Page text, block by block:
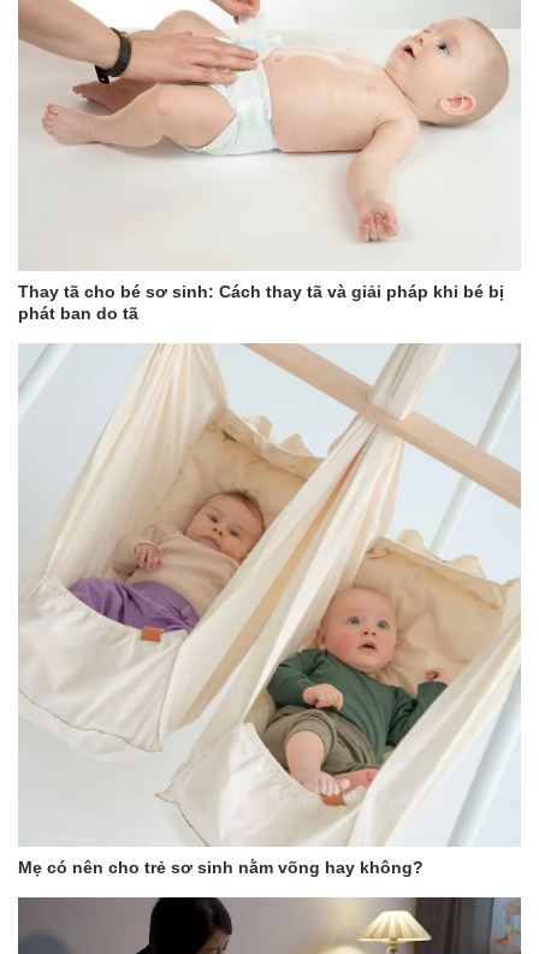
Thay tã cho bé sơ sinh: Cách thay tã và giải pháp khi bé bị
phát ban do tã
Mẹ có nên cho trẻ sơ sinh nằm võng hay không?